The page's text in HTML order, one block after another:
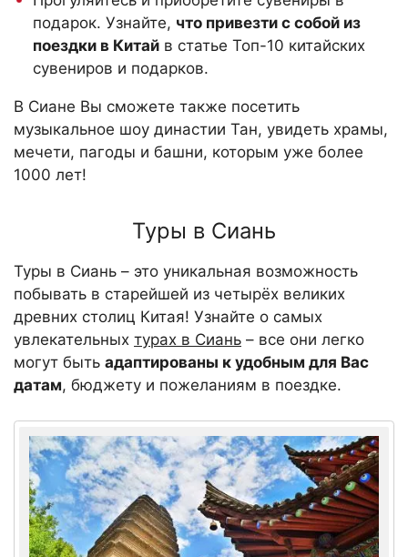
подарок. Узнайте, что привезти с собой из
поездки в Китай в статьеТоп-10 китайских
сувениров и подарков.
В Сиане Вы сможете также посетить
музыкальное шоу династии Тан, увидеть храмы,
мечети, пагоды и башни, которым уже более
1000 лет!
Туры в Сиань
Туры в Сиань – это уникальная возможность
побывать в старейшей из четырёх великих
древних столиц Китая! Узнайте о самых
увлекательных турах в Сиань – все они легко
могут быть адаптированы к удобным для Вас
датам, бюджету и пожеланиям в поездке.